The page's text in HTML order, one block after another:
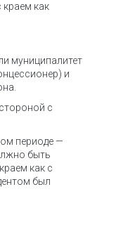
как
муниципалитет
и
с
периоде —
быть
как с
был